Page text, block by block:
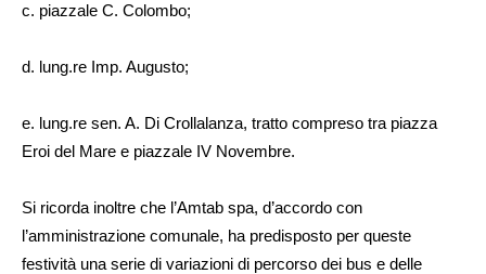
c. piazzale C. Colombo;
d. lung.re Imp. Augusto;
e. lung.re sen. A. Di Crollalanza, tratto compreso tra piazza
Eroi del Mare e piazzale IV Novembre.
Si ricorda inoltre che l’Amtab spa, d’accordo con
l’amministrazione comunale, ha predisposto per queste
festività una serie di variazioni di percorso dei bus e delle